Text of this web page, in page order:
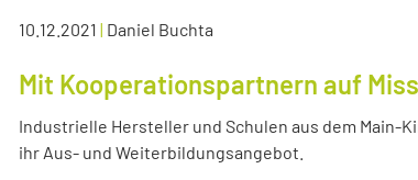
10.12.2021 | Daniel Buchta
Mit Kooperationspartnern auf
Industrielle Hersteller und Schulen aus dem
ihr Aus- und Weiterbildungsangebot.